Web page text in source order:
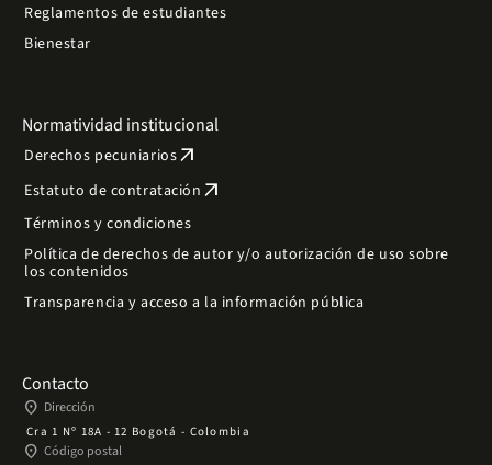
Reglamentos de estudiantes
Bienestar
Normatividad institucional
Derechos pecuniariosarrow_outward
Estatuto de contratación arrow_outward
Términos y condiciones
Política de derechos de autor y/o autorización de uso sobre
los contenidos
Transparencia y acceso a la información pública
Contacto
place Dirección
Cra 1 Nº 18A - 12 Bogotá - Colombia
place Código postal